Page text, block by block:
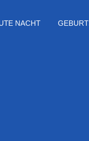
NACHT